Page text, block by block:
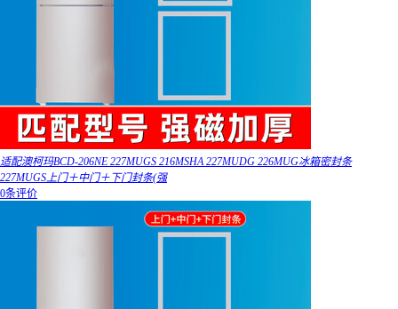
适配澳柯玛BCD-206NE 227MUGS 216MSHA 227MUDG 226MUG冰箱密封条
227MUGS上门＋中门＋下门封条(强
0条评价